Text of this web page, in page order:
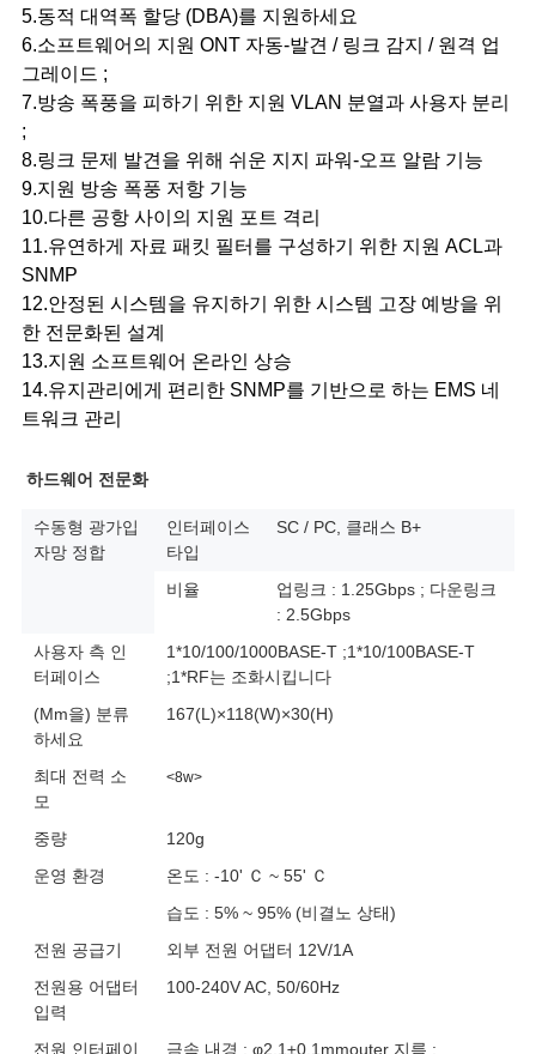
트
맵
PRIVACY
POLICY
5.동적 대역폭 할당 (DBA)를 지원하세요
6.소프트웨어의 지원 ONT 자동-발견 / 링크 감지 / 원격 업
그레이드 ;
7.방송 폭풍을 피하기 위한 지원 VLAN 분열과 사용자 분리
;
8.링크 문제 발견을 위해 쉬운 지지 파워-오프 알람 기능
9.지원 방송 폭풍 저항 기능
10.다른 공항 사이의 지원 포트 격리
11.유연하게 자료 패킷 필터를 구성하기 위한 지원 ACL과
SNMP
12.안정된 시스템을 유지하기 위한 시스템 고장 예방을 위
한 전문화된 설계
13.지원 소프트웨어 온라인 상승
14.유지관리에게 편리한 SNMP를 기반으로 하는 EMS 네
트워크 관리
하드웨어 전문화
수동형 광가입
자망 정합
인터페이스
타입
SC / PC, 클래스 B+
비율
업링크 : 1.25Gbps ; 다운링크
: 2.5Gbps
사용자 측 인
터페이스
1*10/100/1000BASE-T ;1*10/100BASE-T
;1*RF는 조화시킵니다
(Mm을) 분류
하세요
167(L)×118(W)×30(H)
최대 전력 소
모
<8w>
중량
120g
운영 환경
온도 : -10' Ｃ ~ 55' Ｃ
습도 : 5% ~ 95% (비결노 상태)
전원 공급기
외부 전원 어댑터 12V/1A
전원용 어댑터
입력
100-240V AC, 50/60Hz
전원 인터페이
금속 내경 : φ2.1±0.1mmouter 지름 :